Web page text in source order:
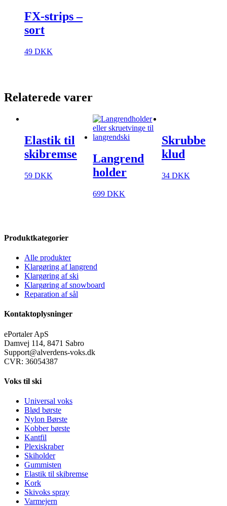
FX-strips –
sort
49 DKK
Relaterede varer
Elastik til
skibremse
59 DKK
Langrend
holder
699DKK
Skrubbe
klud
34 DKK
Produktkategorier
Alle produkter
Klargøring af langrend
Klargøring af ski
Klargøring af snowboard
Reparation af sål
Kontaktoplysninger
ePortaler ApS
Damvej 114, 8471 Sabro
Support@alverdens-voks.dk
CVR: 36054387
Voks til ski
Universal voks
Blød børste
Nylon Børste
Kobber børste
Kantfil
Plexiskraber
Skiholder
Gummisten
Elastik til skibremse
Kork
Skivoks spray
Varmejern